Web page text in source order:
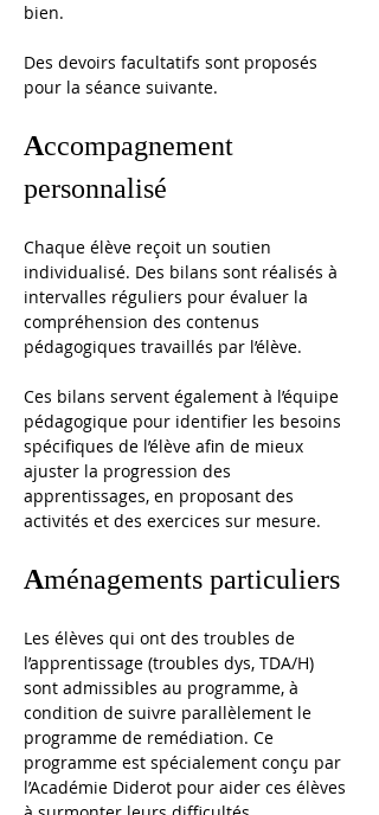
bien.
Des devoirs facultatifs sont proposés
pour la séance suivante.
Accompagnement
personnalisé
Chaque élève reçoit un soutien
individualisé. Des bilans sont réalisés à
intervalles réguliers pour évaluer la
compréhension des contenus
pédagogiques travaillés par l’élève.
Ces bilans servent également à l’équipe
pédagogique pour identifier les besoins
spécifiques de l’élève afin de mieux
ajuster la progression des
apprentissages, en proposant des
activités et des exercices sur mesure.
Aménagements particuliers
Les élèves qui ont des troubles de
l’apprentissage (troubles dys, TDA/H)
sont admissibles au programme, à
condition de suivre parallèlement le
programme de remédiation. Ce
programme est spécialement conçu par
l’Académie Diderot pour aider ces élèves